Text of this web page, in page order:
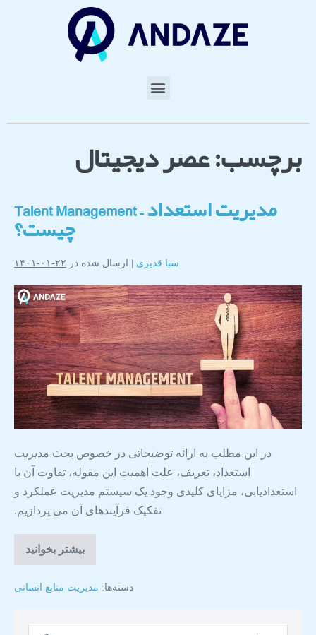
برچسب:عصر دیجیتال
مدیریت استعداد – Talent Management
چیست؟
سبا قدیری| ارسال شده در ۲۲-۰۱-۱۴۰۱
در این مطلب به ارائه توضیحاتی در خصوص بحث مدیریت
استعداد، تعریف، علت اهمیت این مقوله، تفاوت آن با
استعدادیابی، مزایای کلیدی وجود یک سیستم مدیریت عملکرد و
تفکیک فرآیندهای آن می پردازیم.
بیشتر بخوانید
دسته‌ها: مدیریت منابع انسانی